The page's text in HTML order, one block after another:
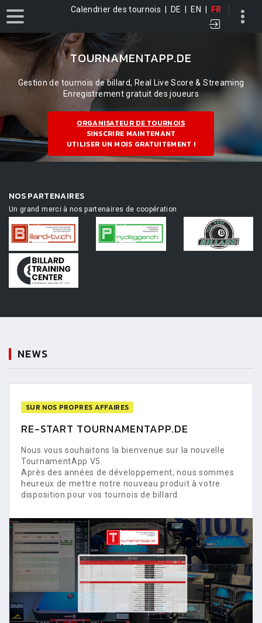
Calendrier des tournois DE EN FR
TOURNAMENTAPP.DE
Gestion de tournois de billard, Real Live Score & Streaming
Enregistrement gratuit des joueurs
ORGANISATEUR DE TOURNOIS
SINSCRIRE MAINTENANT
UTILISER UN MOIS GRATUITEMENT !
NOS PARTENAIRES
Un grand merci à nos partenaires de coopération
NEWS
SUR NOS PROPRES AFFAIRES
RE-START TOURNAMENTAPP.DE
Nous vous souhaitons la bienvenue sur la nouvelle
TournamentApp V5.
Après des années de développement, nous sommes
heureux de mettre notre nouveau produit à votre
disposition pour vos tournois de billard.